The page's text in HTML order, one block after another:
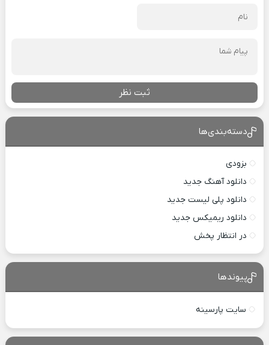
ثبت نظر
دسته‌بندی‌ها
بزودی
دانلود آهنگ جدید
دانلود پلی لیست جدید
دانلود ریمیکس جدید
در انتظار پخش
پیوندها
سایت پارسینه